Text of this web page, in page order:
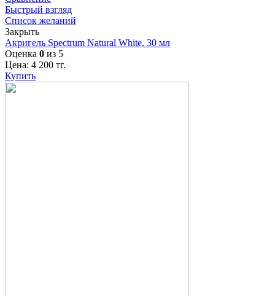
Быстрый взгляд
Список желаний
Закрыть
Акригель Spectrum Natural White, 30 мл
Оценка 0 из 5
Цена: 4 200 тг.
Купить